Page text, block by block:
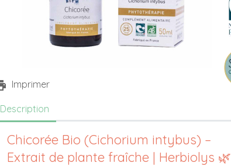
Imprimer
Description
Chicorée Bio (Cichorium intybus) –
Extrait de plante fraîche | Herbiolys 🌿